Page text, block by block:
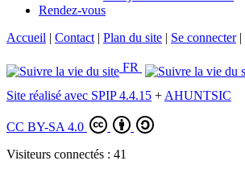
Rendez-vous
Accueil | Contact | Plan du site | Se connecter|
FR
Site réalisé avec SPIP 4.4.15 + AHUNTSIC
CC BY-SA 4.0
Visiteurs connectés : 41